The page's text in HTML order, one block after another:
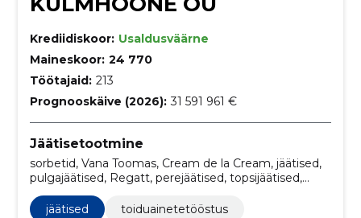
Krediidiskoor: Usaldusväärne
Maineskoor: 24 770
Töötajaid: 213
Prognooskäive (2026): 31 591 961 €
Jäätisetootmine
sorbetid, Vana Toomas, Cream de la Cream, jäätised,
pulgajäätised, Regatt, perejäätised, topsijäätised,
Cream de la Cream topsijäätised, toiduainetetööstus
jäätised
toiduainetetööstus